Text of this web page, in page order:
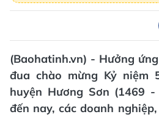
(Baohatinh.vn) - Hưởng
đua chào mừng Kỷ niệm
huyện Hương Sơn (1469
đến nay, các doanh